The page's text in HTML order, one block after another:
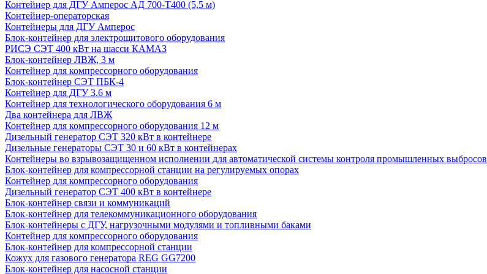
Контейнер для ДГУ Амперос АД 700-Т400 (5,5 м)
Контейнер-операторская
Контейнеры для ДГУ Амперос
Блок-контейнер для электрощитового оборудования
РИСЭ СЭТ 400 кВт на шасси КАМАЗ
Блок-контейнер ЛВЖ, 3 м
Контейнер для компрессорного оборудования
Блок-контейнер СЭТ ПБК-4
Контейнер для ДГУ 3.6 м
Контейнер для технологического оборудования 6 м
Два контейнера для ЛВЖ
Контейнер для компрессорного оборудования 12 м
Дизельный генератор СЭТ 320 кВт в контейнере
Дизельные генераторы СЭТ 30 и 60 кВт в контейнерах
Контейнеры во взрывозащищенном исполнении для автоматической системы контроля промышленных выбросов
Блок-контейнер для компрессорной станции на регулируемых опорах
Контейнер для компрессорного оборудования
Дизельный генератор СЭТ 400 кВт в контейнере
Блок-контейнер связи и коммуникаций
Блок-контейнер для телекоммуникационного оборудования
Блок-контейнеры с ДГУ, нагрузочными модулями и топливными баками
Контейнер для компрессорного оборудования
Блок-контейнер для компрессорной станции
Кожух для газового генератора REG GG7200
Блок-контейнер для насосной станции